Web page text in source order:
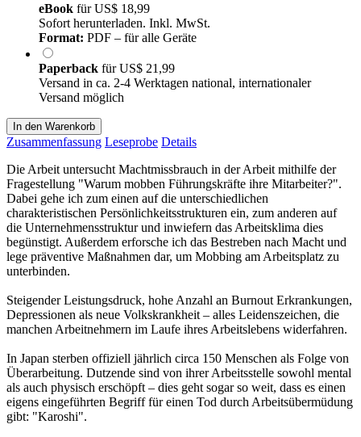
eBook fürUS$ 18,99
Sofort herunterladen. Inkl. MwSt.
Format: PDF – für alle Geräte
Paperback fürUS$ 21,99
Versand in ca. 2-4 Werktagen national, internationaler
Versand möglich
In den Warenkorb
Zusammenfassung Leseprobe Details
Die Arbeit untersucht Machtmissbrauch in der Arbeit mithilfe der
Fragestellung "Warum mobben Führungskräfte ihre Mitarbeiter?".
Dabei gehe ich zum einen auf die unterschiedlichen
charakteristischen Persönlichkeitsstrukturen ein, zum anderen auf
die Unternehmensstruktur und inwiefern das Arbeitsklima dies
begünstigt. Außerdem erforsche ich das Bestreben nach Macht und
lege präventive Maßnahmen dar, um Mobbing am Arbeitsplatz zu
unterbinden.
Steigender Leistungsdruck, hohe Anzahl an Burnout Erkrankungen,
Depressionen als neue Volkskrankheit – alles Leidenszeichen, die
manchen Arbeitnehmern im Laufe ihres Arbeitslebens widerfahren.
In Japan sterben offiziell jährlich circa 150 Menschen als Folge von
Überarbeitung. Dutzende sind von ihrer Arbeitsstelle sowohl mental
als auch physisch erschöpft – dies geht sogar so weit, dass es einen
eigens eingeführten Begriff für einen Tod durch Arbeitsübermüdung
gibt: "Karoshi".